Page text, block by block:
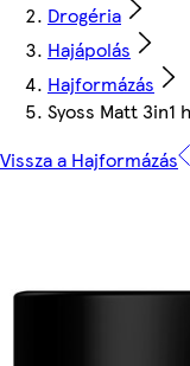
Drogéria
Hajápolás
Hajformázás
Syoss Matt 3in1
Vissza a Hajformázás